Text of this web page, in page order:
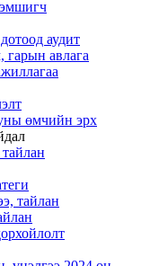
аудит
гарын авлага
өмчийн эрх
тайлан